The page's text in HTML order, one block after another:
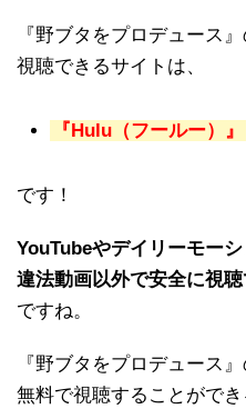
『野ブタをプロデュース
視聴できるサイトは、
『Hulu（フールー）』
です！
YouTubeやデイリーモー
違法動画以外で安全に視
ですね。
『野ブタをプロデュース
無料で視聴することができ